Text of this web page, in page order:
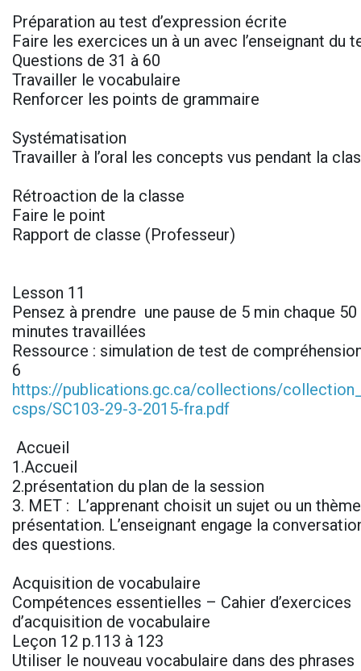
Préparation au test d’expression écrite
Faire les exercices un à un avec l’enseignant du
Questions de 31 à 60
Travailler le vocabulaire
Renforcer les points de grammaire
Systématisation
Travailler à l’oral les concepts vus pendant la
Rétroaction de la classe
Faire le point
Rapport de classe (Professeur)
Lesson 11
Pensez à prendre une pause de 5 min chaque 50
minutes travaillées
Ressource : simulation de test de
6
https://publications.gc.ca/collections/
csps/SC103-29-3-2015-fra.pdf
Accueil
1.Accueil
2.présentation du plan de la session
3. MET : L’apprenant choisit un sujet ou un
présentation. L’enseignant engage la
des questions.
Acquisition de vocabulaire
Compétences essentielles – Cahier d’exercices
d’acquisition de vocabulaire
Leçon 12 p.113 à 123
Utiliser le nouveau vocabulaire dans des phrases